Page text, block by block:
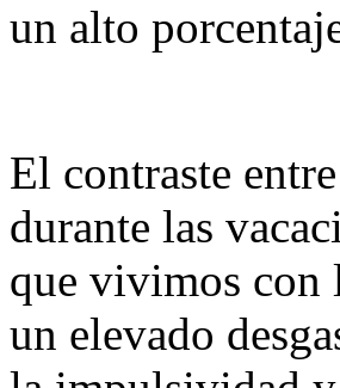
un alto
El contraste
durante las
que vivimos con
un elevado